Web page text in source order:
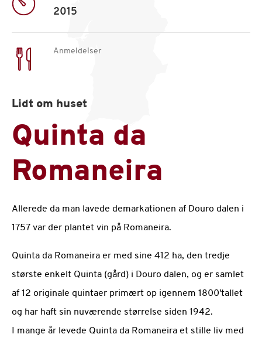
2015
Anmeldelser
Lidt om huset
Quinta da
Romaneira
Allerede da man lavede demarkationen af Douro dalen i
1757 var der plantet vin på Romaneira.
Quinta da Romaneira er med sine 412 ha, den tredje
største enkelt Quinta (gård) i Douro dalen, og er samlet
af 12 originale quintaer primært op igennem 1800'tallet
og har haft sin nuværende størrelse siden 1942.
I mange år levede Quinta da Romaneira et stille liv med